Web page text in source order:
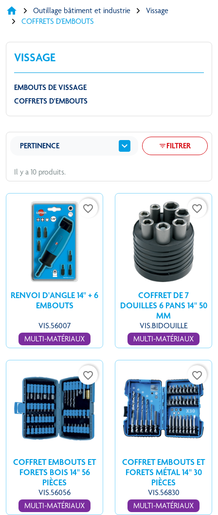
home Outillage bâtiment et industrie
Vissage
COFFRETS D'EMBOUTS
VISSAGE
EMBOUTS DE VISSAGE
COFFRETS D'EMBOUTS
Il y a 10 produits.
PERTINENCE expand_more FILTRER
favorite_border
RENVOI D'ANGLE 14" + 6
EMBOUTS
VIS.56007
MULTI-MATÉRIAUX
favorite_border
COFFRET DE 7
DOUILLES 6 PANS 14'' 50
MM
VIS.BIDOUILLE
MULTI-MATÉRIAUX
favorite_border
COFFRET EMBOUTS ET
FORETS BOIS 14'' 56
PIÈCES
VIS.56056
MULTI-MATÉRIAUX
favorite_border
COFFRET EMBOUTS ET
FORETS MÉTAL 14'' 30
PIÈCES
VIS.56830
MULTI-MATÉRIAUX